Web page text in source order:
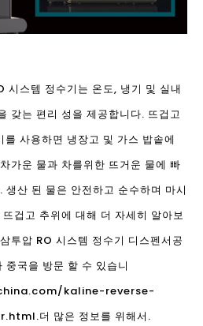
시스템 정수기는 온도, 냉기 및 실내
갖는 편리 성을 제공합니다. 뜨겁고
사용하면 냉장고 및 가스 밥솥에
가운 물과 차를위한 뜨거운 물에 빠
산 된 물은 안전하고 순수하며 마시
겁고 추위에 대해 더 자세히 알아보
투압 RO 시스템 정수기 디스펜서 공
중국을 방문 할 수 있습니
kaline-reverse-
더 많은 정보를 위해서.